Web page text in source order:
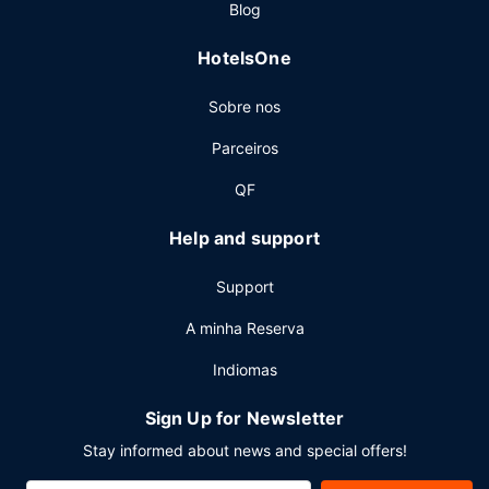
aberto 24 horas, uma receção aberta 24 horas e
Blog
HotelsOne
Sobre nos
Parceiros
QF
Help and support
Support
A minha Reserva
Indiomas
Sign Up for Newsletter
Stay informed about news and special offers!